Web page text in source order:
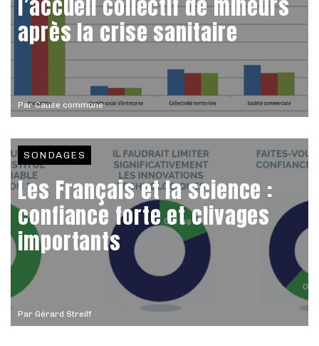
ParCause commune
l’accueil collectif de mineurs
après la crise sanitaire
Par Gérard Streiff
SONDAGES
Les Français et la science :
confiance forte et clivages
importants